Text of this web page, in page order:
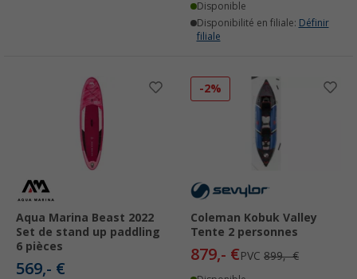
Disponible
Disponibilité en filiale: Définir
filiale
Aqua Marina Beast 2022
Set de stand up paddling
6 pièces
569,- €
-2%
Coleman Kobuk Valley
Tente 2 personnes
879,- €PVC 899,- €